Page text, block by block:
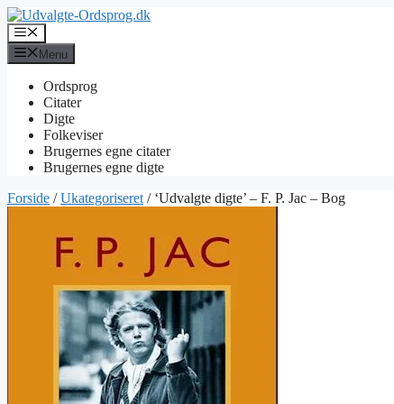
Hop
til
indhold
Menu
Menu
Ordsprog
Citater
Digte
Folkeviser
Brugernes egne citater
Brugernes egne digte
Forside /Ukategoriseret / ‘Udvalgte digte’ – F. P. Jac – Bog